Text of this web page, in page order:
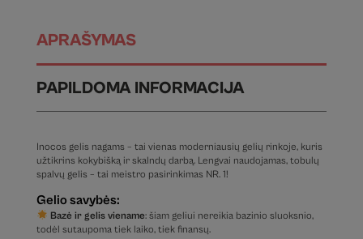
APRAŠYMAS
PAPILDOMA INFORMACIJA
Inocos gelis nagams – tai vienas moderniausių gelių rinkoje, kuris
užtikrins kokybišką ir skalndų darbą. Lengvai naudojamas, tobulų
spalvų gelis – tai meistro pasirinkimas NR. 1!
Gelio savybės:
Bazė ir gelis viename: šiam geliui nereikia bazinio sluoksnio,
todėl sutaupoma tiek laiko, tiek finansų.